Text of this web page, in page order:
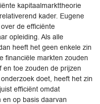
kapitaalmarkttheorie
kader. Eugene
de efficiënte
opleiding. Als alle
heeft het geen enkele zin
financiële markten zouden
toe zouden de prijzen
doet, heeft het zin
efficiënt omdat
op basis daarvan